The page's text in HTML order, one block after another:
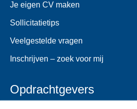
Je eigen CV maken
Sollicitatietips
Veelgestelde vragen
Inschrijven – zoek voor mij
Opdrachtgevers